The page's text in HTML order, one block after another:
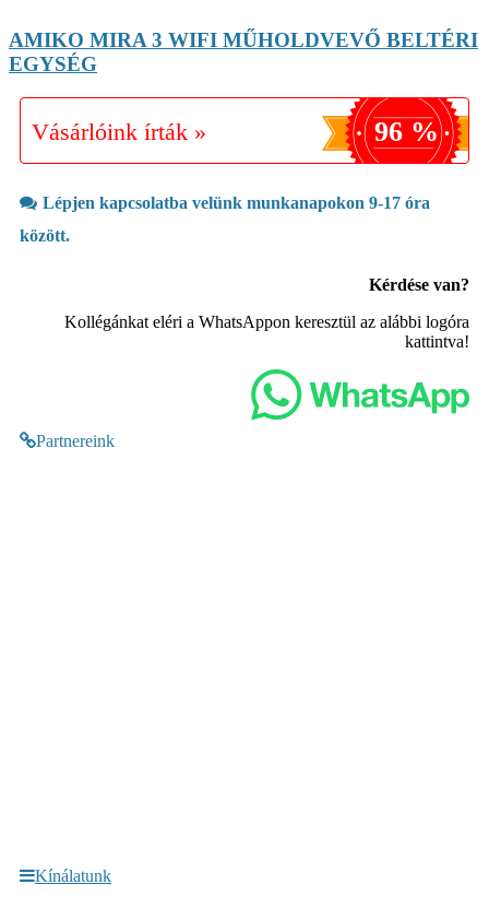
AMIKO MIRA 3 WIFI MŰHOLDVEVŐ BELTÉRI
EGYSÉG
Vásárlóink írták » 96 %
Lépjen kapcsolatba velünk munkanapokon 9-17 óra
között.
Kérdése van?
Kollégánkat eléri a WhatsAppon keresztül az alábbi logóra
kattintva!
Partnereink
Kínálatunk